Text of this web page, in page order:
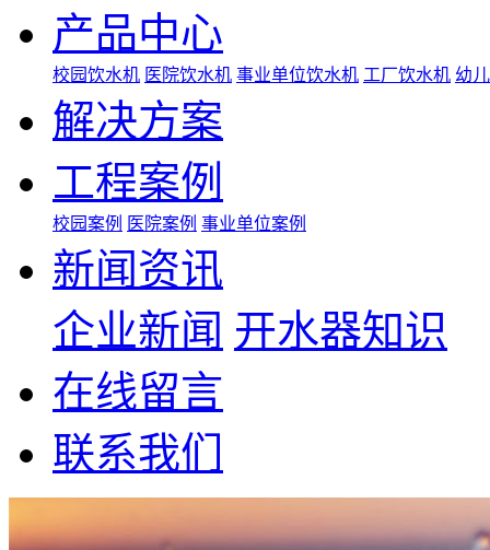
产品中心
校园饮水机 医院饮水机 事业单位饮水机 工厂饮水机 幼
解决方案
工程案例
校园案例 医院案例 事业单位案例
新闻资讯
企业新闻 开水器知识
在线留言
联系我们